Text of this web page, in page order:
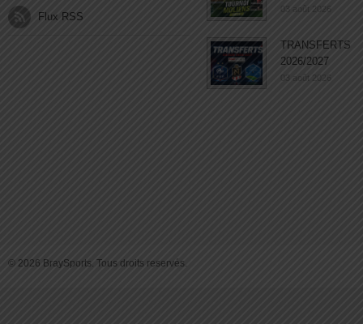
Flux RSS
03 août 2026
TRANSFERTS
2026/2027
03 août 2026
© 2026 BraySports. Tous droits reservés.